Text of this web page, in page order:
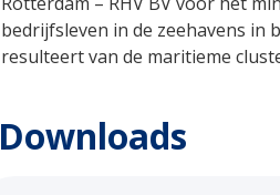
bedrijfsleven in de zeehavens in
resulteert van de maritieme
Downloads